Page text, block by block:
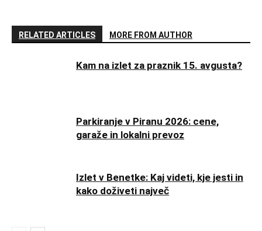
RELATED ARTICLES MORE FROM AUTHOR
Kam na izlet za praznik 15. avgusta?
Parkiranje v Piranu 2026: cene,
garaže in lokalni prevoz
Izlet v Benetke: Kaj videti, kje jesti in
kako doživeti največ